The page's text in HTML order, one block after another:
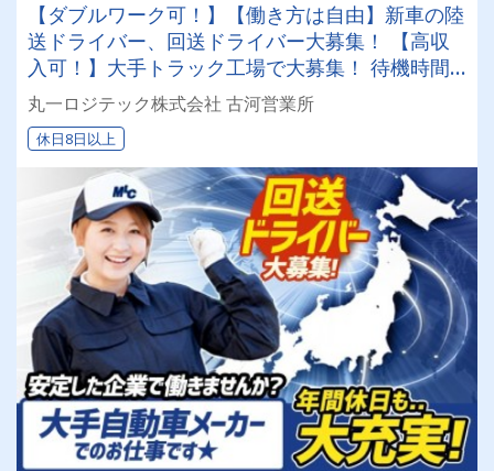
【ダブルワーク可！】【働き方は自由】新車の陸
送ドライバー、回送ドライバー大募集！ 【高収
入可！】大手トラック工場で大募集！ 待機時間
もなく身体の負担が少ないお仕事♬★休みと収入
のバランスは好きなように選べます★
丸一ロジテック株式会社 古河営業所
休日8日以上